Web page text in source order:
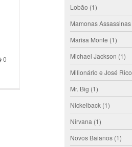
0
Lobão (1)
Mamonas Assassinas
Marisa Monte (1)
Michael Jackson (1)
Milionário e José Rico
Mr. Big (1)
Nickelback (1)
Nirvana (1)
Novos Baianos (1)